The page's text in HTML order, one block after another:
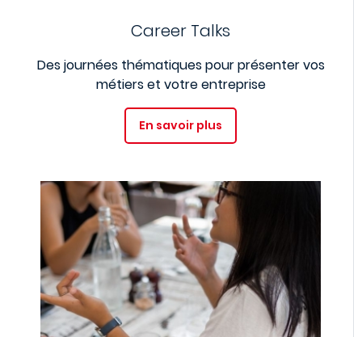
Career Talks
Des journées thématiques pour présenter vos
métiers et votre entreprise
En savoir plus